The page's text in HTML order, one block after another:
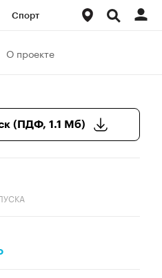
Спорт
О проекте
(ПДФ, 1.1 Мб)